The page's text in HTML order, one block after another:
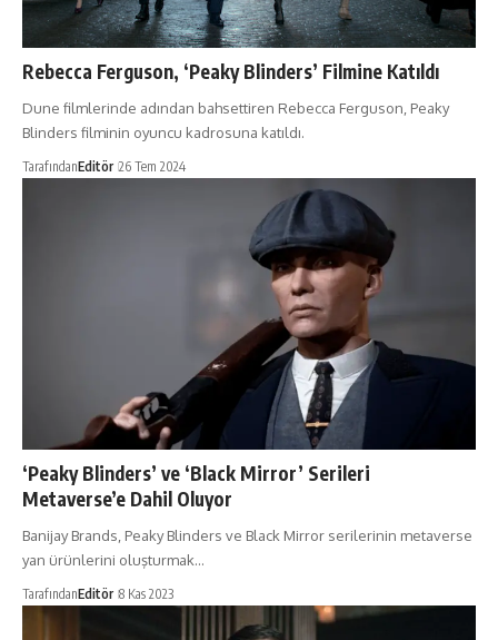
Rebecca Ferguson, ‘Peaky Blinders’ Filmine Katıldı
Dune filmlerinde adından bahsettiren Rebecca Ferguson, Peaky
Blinders filminin oyuncu kadrosuna katıldı.
TarafındanEditör 26 Tem 2024
‘Peaky Blinders’ ve ‘Black Mirror’ Serileri
Metaverse’e Dahil Oluyor
Banijay Brands, Peaky Blinders ve Black Mirror serilerinin metaverse
yan ürünlerini oluşturmak…
TarafındanEditör 8 Kas 2023